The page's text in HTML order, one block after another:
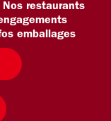
Nos restaurants
emballages